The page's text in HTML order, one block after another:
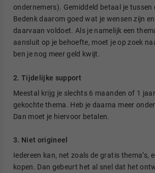
ondernemers). Gemiddeld betaal je tussen
Bedenk daarom goed wat je wensen zijn
daarvaan voldoet. Als je namelijk een
aansluit op je behoefte, moet je op zoek
ben je nog meer geld kwijt.
2. Tijdelijke support
Meestal krijg je slechts 6 maanden of 1
gekochte thema. Heb je daarna meer
Dan moet je hiervoor betalen.
3. Niet origineel
Iedereen kan, net zoals de gratis thema’s,
kopen. Dan gebeurt het al snel dat het